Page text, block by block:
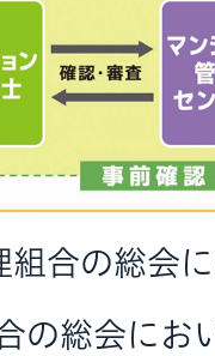
組合の総会
の総会にお